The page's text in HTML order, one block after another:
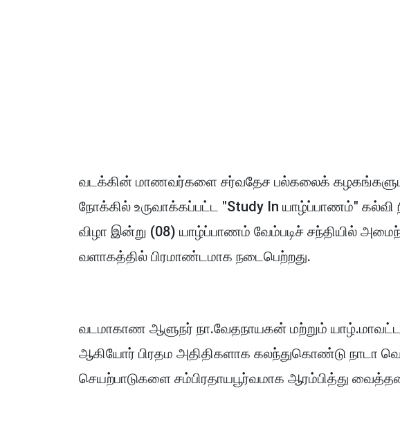
வடக்கின் மாணவர்களை சர்வதேச பல்கலைக்
நோக்கில் உருவாக்கப்பட்ட "Study In யாழ்ப்பாணம்" கல்வி
விழா இன்று (08) யாழ்ப்பாணம் வேம்படிச் சந்தியில்
வளாகத்தில் பிரமாண்டமாக நடைபெற்றது.
வடமாகாண ஆளுநர் நா.வேதநாயகன் மற்றும் யாழ்.மாவட்ட
ஆகியோர் பிரதம அதிதிகளாக கலந்துகொண்டு நாடா
செயற்பாடுகளை சம்பிரதாயபூர்வமாக ஆரம்பித்து